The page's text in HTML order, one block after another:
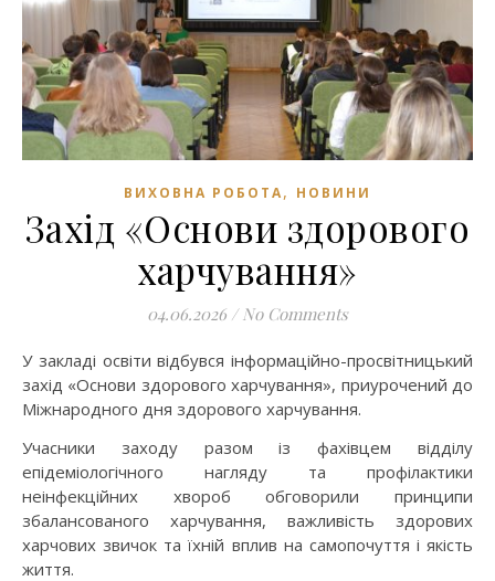
ВИХОВНА РОБОТА, НОВИНИ
Захід «Основи здорового
харчування»
04.06.2026 / No Comments
У закладі освіти відбувся інформаційно-просвітницький
захід «Основи здорового харчування», приурочений до
Міжнародного дня здорового харчування.
Учасники заходу разом із фахівцем відділу
епідеміологічного нагляду та профілактики
неінфекційних хвороб обговорили принципи
збалансованого харчування, важливість здорових
харчових звичок та їхній вплив на самопочуття і якість
життя.